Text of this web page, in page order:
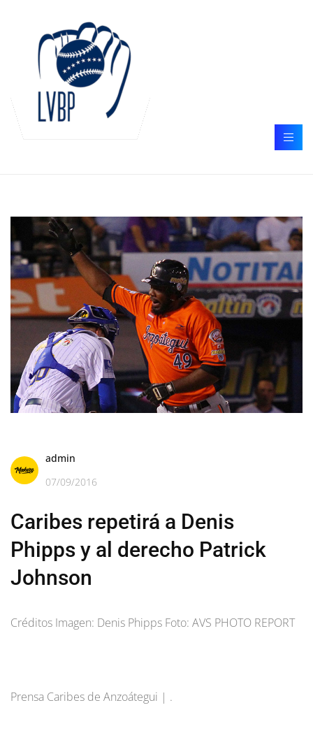
admin
07/09/2016
Caribes repetirá a Denis
Phipps y al derecho Patrick
Johnson
Créditos Imagen: Denis Phipps Foto: AVS PHOTO REPORT
Prensa Caribes de Anzoátegui | .